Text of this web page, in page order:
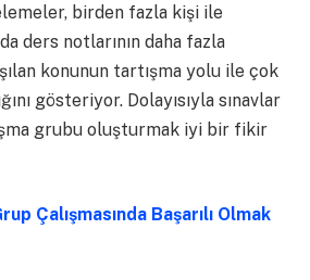
birden fazla kişi ile
ders notlarının daha fazla
konunun tartışma yolu ile çok
gösteriyor. Dolayısıyla sınavlar
grubu oluşturmak iyi bir fikir
Çalışmasında Başarılı Olmak